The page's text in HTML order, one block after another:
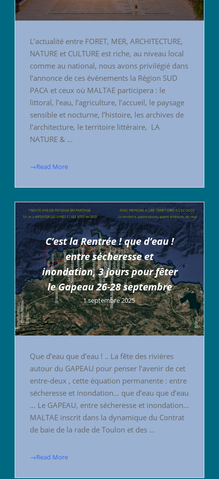
L’actualité entre FORET, MER, ARCHITECTURE,
NATURE et CULTURE est riche, au niveau local
comme au national, nous avons privilégié dans
l’annonce de ces évènements la Région SUD
PACA et ceux où MALTAE participera : le
littoral, l’eau, l’agriculture, l’accueil, le paysage
sensible et nocturne, l’histoire, les archives de
l’architecture, le territoire littéraire, LA
NATURE & …
→Read More
C’est la Rentrée ! que d’eau !
entre sécheresse et
inondation, 3 jours pour fêter
le Gapeau 26-28 septembre
1 septembre 2025
Que d’eau que d’eau ! .. La fête des rivières
autour du GAPEAU pour penser l’avenir de cet
entre-deux , cette équation permanente : entre
sécheresse et inondation… que d’eau que d’eau
… Le GAPEAU, entre sécheresse et inondation…
MALTAE inscrit dans la dynamique du Contrat
de baie de la rade de Toulon et des …
→Read More